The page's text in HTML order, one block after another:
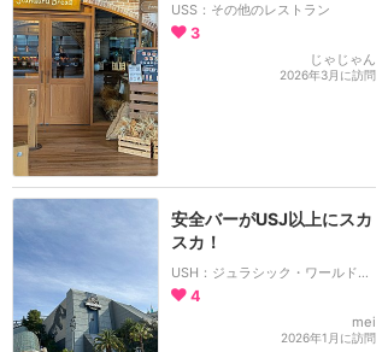
USS：その他のレストラン
3
じゃじゃん
2026年3月に訪問
安全バーがUSJ以上にスカ
スカ！
USH：ジュラシック・ワールド・ザ・ライド
4
mei
2026年1月に訪問